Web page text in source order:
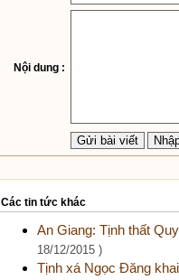
Nội dung :
Các tin tức khác
An Giang: Tịnh thất
18/12/2015 )
Tịnh xá Ngọc Đăng